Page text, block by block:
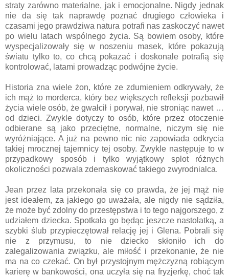
straty zarówno materialne, jak i emocjonalne. Nigdy jednak
nie da się tak naprawdę poznać drugiego człowieka i
czasami jego prawdziwa natura potrafi nas zaskoczyć nawet
po wielu latach wspólnego życia. Są bowiem osoby, które
wyspecjalizowały się w noszeniu masek, które pokazują
światu tylko to, co chcą pokazać i doskonale potrafią się
kontrolować, latami prowadząc podwójne życie.
Historia zna wiele żon, które ze zdumieniem odkrywały, że
ich mąż to morderca, który bez większych refleksji pozbawił
życia wiele osób, że gwałcił i porywał, nie stroniąc nawet …
od dzieci. Zwykle dotyczy to osób, które przez otoczenie
odbierane są jako przeciętne, normalne, niczym się nie
wyróżniające. A już na pewno nic nie zapowiada odkrycia
takiej mrocznej tajemnicy tej osoby. Zwykle następuje to w
przypadkowy sposób i tylko wyjątkowy splot różnych
okoliczności pozwala zdemaskować takiego zwyrodnialca.
Jean przez lata przekonała się co prawda, że jej mąż nie
jest ideałem, za jakiego go uważała, ale nigdy nie sądziła,
że może być zdolny do przestępstwa i to tego najgorszego, z
udziałem dziecka. Spotkała go będąc jeszcze nastolatką, a
szybki ślub przypieczętował relację jej i Glena. Pobrali się
nie z przymusu, to nie dziecko skłoniło ich do
zalegalizowania związku, ale miłość i przekonanie, że nie
ma na co czekać. On był przystojnym mężczyzną robiącym
karierę w bankowości, ona uczyła się na fryzjerkę, choć tak